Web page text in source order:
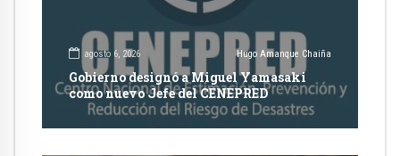
agosto 6, 2026 Hugo Amanque Chaiña
Gobierno designó a Miguel Yamasaki
como nuevo Jefe del CENEPRED